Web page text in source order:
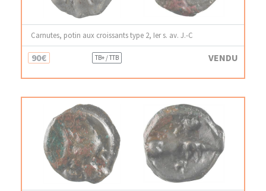
Carnutes, potin aux croissants type 2, Ier s. av. J.-C
90€ TB+ / TTB VENDU